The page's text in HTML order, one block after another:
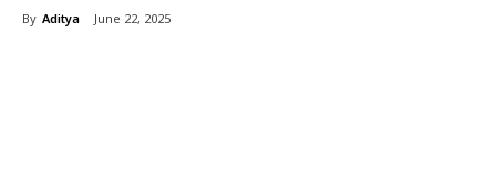
By Aditya June 22, 2025